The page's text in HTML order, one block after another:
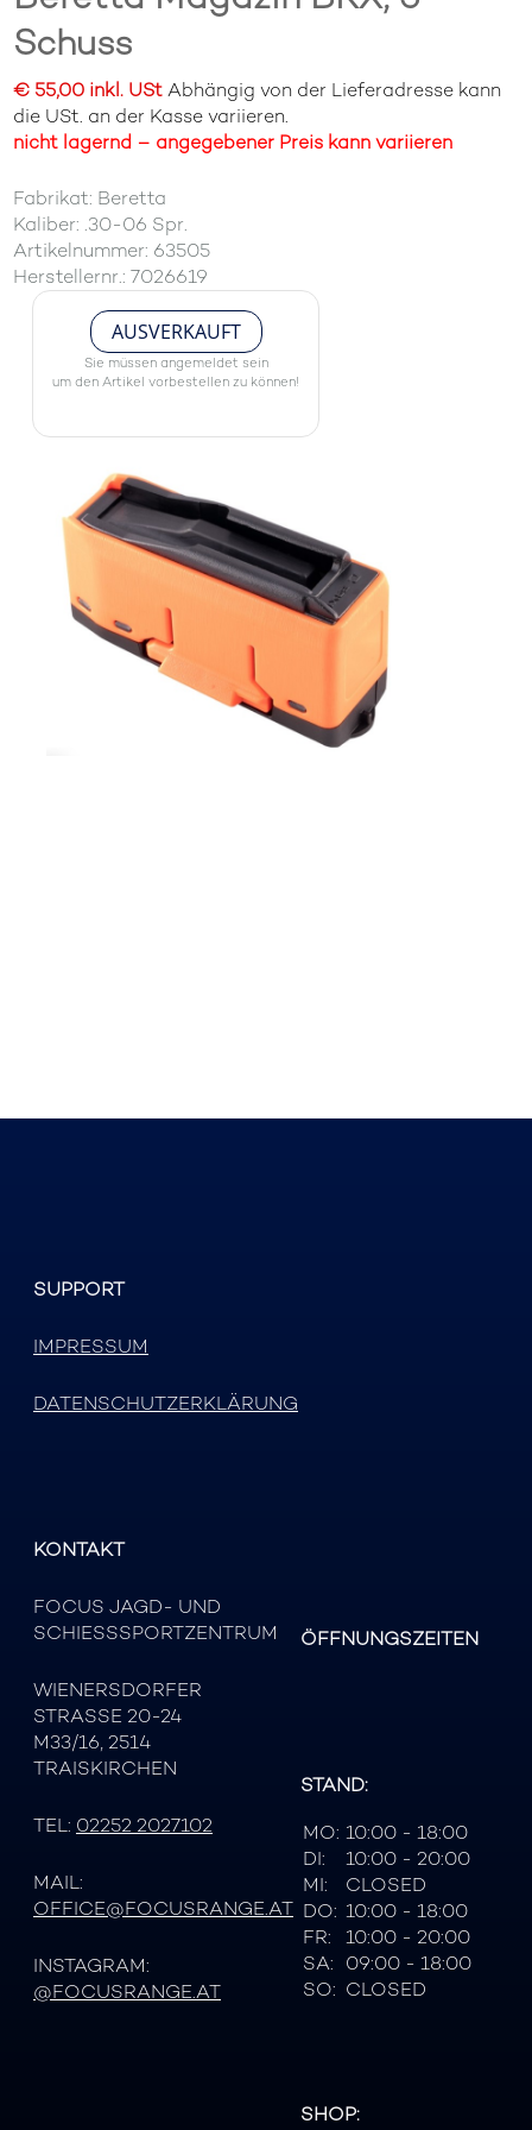
Schuss
€ 55,00 inkl. UStAbhängig von der Lieferadresse kann
die USt. an der Kasse variieren.
nicht lagernd – angegebener Preis kann variieren
Fabrikat: Beretta
Kaliber: .30-06 Spr.
Artikelnummer: 63505
Herstellernr.: 7026619
AUSVERKAUFT
Sie müssen angemeldet sein
um den Artikel vorbestellen zu können!
SUPPORT
IMPRESSUM
DATENSCHUTZERKLÄRUNG
KONTAKT
FOCUS JAGD- UND
SCHIESSSPORTZENTRUM
WIENERSDORFER
STRASSE 20-24
M33/16, 2514
TRAISKIRCHEN
TEL: 02252 2027102
MAIL:
OFFICE@FOCUSRANGE.AT
INSTAGRAM:
@FOCUSRANGE.AT
ÖFFNUNGSZEITEN
STAND:
MO: 10:00 - 18:00
DI:
10:00 - 20:00
MI:
CLOSED
DO: 10:00 - 18:00
FR:
10:00 - 20:00
SA: 09:00 - 18:00
SO: CLOSED
SHOP: